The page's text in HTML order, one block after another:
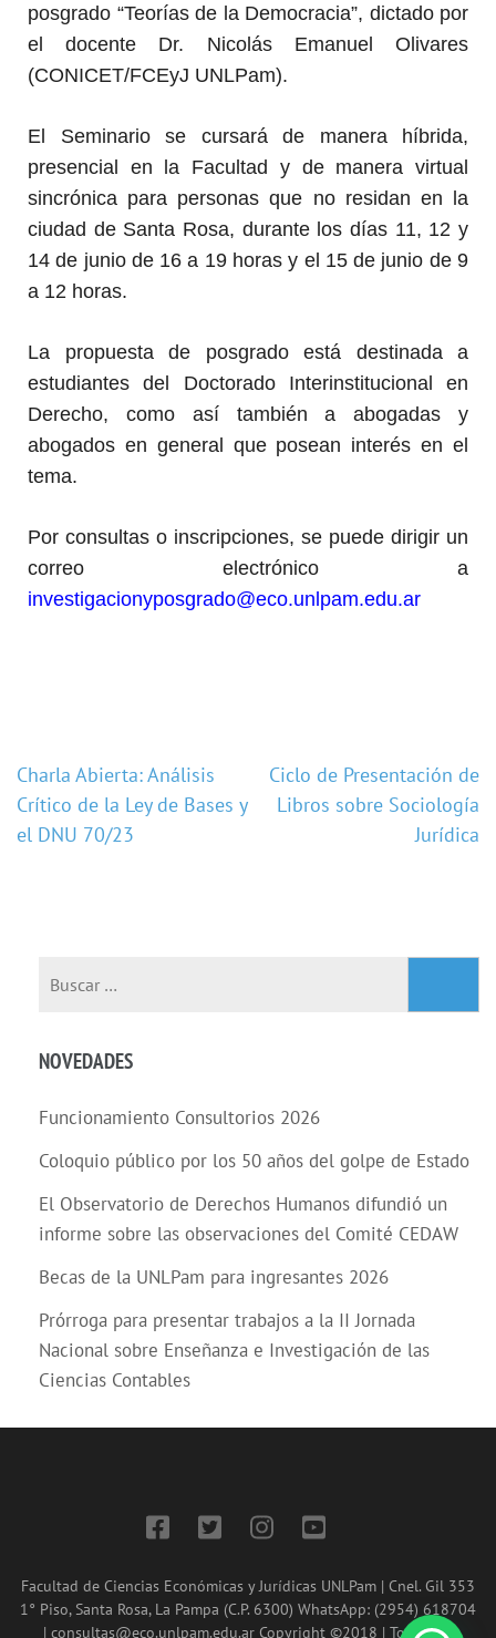
posgrado “Teorías de la Democracia”, dictado por
el docente Dr. Nicolás Emanuel Olivares
(CONICET/FCEyJ UNLPam).
El Seminario se cursará de manera híbrida,
presencial en la Facultad y de manera virtual
sincrónica para personas que no residan en la
ciudad de Santa Rosa, durante los días 11, 12 y
14 de junio de 16 a 19 horas y el 15 de junio de 9
a 12 horas.
La propuesta de posgrado está destinada a
estudiantes del Doctorado Interinstitucional en
Derecho, como así también a abogadas y
abogados en general que posean interés en el
tema.
Por consultas o inscripciones, se puede dirigir un
correo electrónico a
investigacionyposgrado@eco.unlpam.edu.ar
Charla Abierta: Análisis
Crítico de la Ley de Bases y
el DNU 70/23
Ciclo de Presentación de
Libros sobre Sociología
Jurídica
NOVEDADES
Funcionamiento Consultorios 2026
Coloquio público por los 50 años del golpe de Estado
El Observatorio de Derechos Humanos difundió un
informe sobre las observaciones del Comité CEDAW
Becas de la UNLPam para ingresantes 2026
Prórroga para presentar trabajos a la II Jornada
Nacional sobre Enseñanza e Investigación de las
Ciencias Contables
Facultad de Ciencias Económicas y Jurídicas UNLPam | Cnel. Gil 353
1° Piso, Santa Rosa, La Pampa (C.P. 6300) WhatsApp: (2954) 618704
| consultas@eco.unlpam.edu.ar Copyright ©2018 | Todos los